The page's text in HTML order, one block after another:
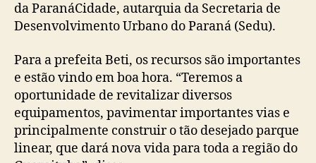
da ParanáCidade, autarquia da Secretaria de
Desenvolvimento Urbano do Paraná (Sedu).
Para a prefeita Beti, os recursos são importantes
e estão vindo em boa hora. “Teremos a
oportunidade de revitalizar diversos
equipamentos, pavimentar importantes vias e
principalmente construir o tão desejado parque
linear, que dará nova vida para toda a região do